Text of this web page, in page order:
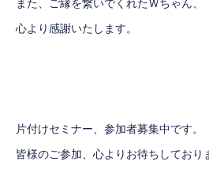
心より感謝いたします。
片付けセミナー、参加者募集中です。
皆様のご参加、心よりお待ちしており